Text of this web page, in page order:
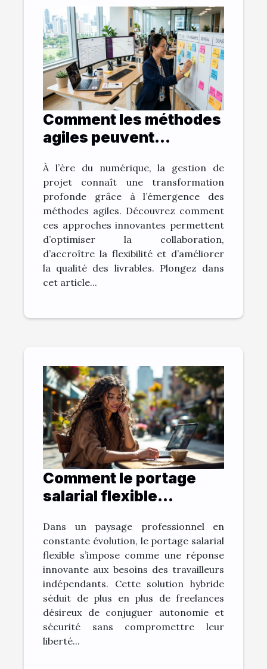
Comment les méthodes
agiles peuvent
de projet ?
À l’ère du numérique, la gestion de
projet connaît une transformation
profonde grâce à l’émergence des
méthodes agiles. Découvrez comment
ces approches innovantes permettent
d’optimiser la collaboration,
d’accroître la flexibilité et d’améliorer
la qualité des livrables. Plongez dans
cet article...
Comment le portage
salarial flexible
monde du freelance ?
Dans un paysage professionnel en
constante évolution, le portage salarial
flexible s’impose comme une réponse
innovante aux besoins des travailleurs
indépendants. Cette solution hybride
séduit de plus en plus de freelances
désireux de conjuguer autonomie et
sécurité sans compromettre leur
liberté...